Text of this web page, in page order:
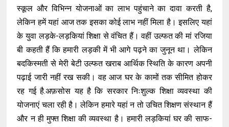
स्कूल और विभिन्न योजनाओं का लाभ पहुंचाने का दावा करती है,
लेकिन हमें यहां आज तक इसका कोई लाभ नहीं मिला है। इसलिए यहां
के युवा लड़के-लड़कियां शिक्षा से वंचित हैं। वहीं उल्फत की मां रजिया
बी कहती हैं कि हमारी लड़की में भी आगे पढ़ने का जुनून था। लेकिन
बदकिस्मती से मेरी बेटी उल्फत खराब आर्थिक स्थिति के कारण अपनी
पढ़ाई जारी नहीं रख सकी। वह आज घर के कामों तक सीमित होकर
रह गई है.अफ़सोस यह है कि सरकार निःशुल्क शिक्षा व्यवस्था की
योजनाएं चला रही है। लेकिन हमारे यहां न तो उचित शिक्षण संस्थान हैं
और न ही मुफ्त शिक्षा की व्यवस्था है। हमारी लड़कियां घर की साफ-